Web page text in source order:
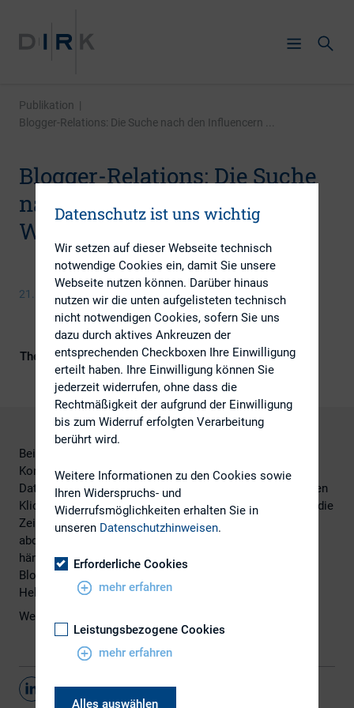
Publikation |
Blogger-Relations: Die Suche nach den Influencern ...
Blogger-Relations: Die Suche
nach den Influencern des
Webs
21. Mai 2014
Themengebiet Digitalisierung
Bei der Arbeit mit klassischen Medien stellen
Kommunikationsexperten ihre Verteiler mit Hilfe von
Datenbanken wie Zimpel und Stamm mit ein paar gezielten
Klicks unkompliziert zusammen. Während diese Dienste die
Zeitungs- und Magazin-Landschaft nahezu lückenlos
abdecken, sind Blogs oft nur sporadisch vertreten. Eine
händische Recherche ist notwendig. Listen, Tools,
Blogverzeichnisse und Suchmaschinen sind effektive
Helferlein.
Weitere Informationen finden Sie
Teilen
Datenschutz ist uns wichtig
Wir setzen auf dieser Webseite technisch
notwendige Cookies ein, damit Sie unsere
Webseite nutzen können. Darüber hinaus
nutzen wir die unten aufgelisteten technisch
nicht notwendigen Cookies, sofern Sie uns
dazu durch aktives Ankreuzen der
entsprechenden Checkboxen Ihre Einwilligung
erteilt haben. Ihre Einwilligung können Sie
jederzeit widerrufen, ohne dass die
Rechtmäßigkeit der aufgrund der Einwilligung
bis zum Widerruf erfolgten Verarbeitung
berührt wird.
Weitere Informationen zu den Cookies sowie
Ihren Widerspruchs- und
Widerrufsmöglichkeiten erhalten Sie in
unseren Datenschutzhinweisen.
Erforderliche Cookies
mehr erfahren
Leistungsbezogene Cookies
mehr erfahren
Alles auswählen